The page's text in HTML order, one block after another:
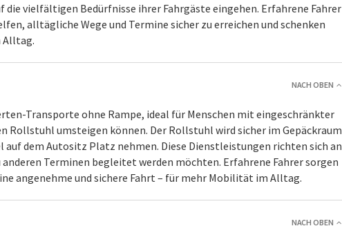
die vielfältigen Bedürfnisse ihrer Fahrgäste eingehen. Erfahrene Fahrer
alltägliche Wege und Termine sicher zu erreichen und schenken
Alltag.
NACH OBEN
Transporte ohne Rampe, ideal für Menschen mit eingeschränkter
Rollstuhl umsteigen können. Der Rollstuhl wird sicher im Gepäckraum
dem Autositz Platz nehmen. Diese Dienstleistungen richten sich an
Terminen begleitet werden möchten. Erfahrene Fahrer sorgen
angenehme und sichere Fahrt – für mehr Mobilität im Alltag.
NACH OBEN